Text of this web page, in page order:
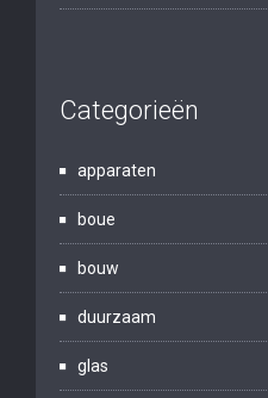
Categorieën
apparaten
boue
bouw
duurzaam
glas